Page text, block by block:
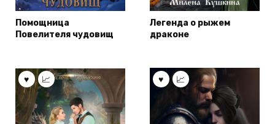
Помощница
Повелителя чудовищ
Легенда о рыжем
драконе